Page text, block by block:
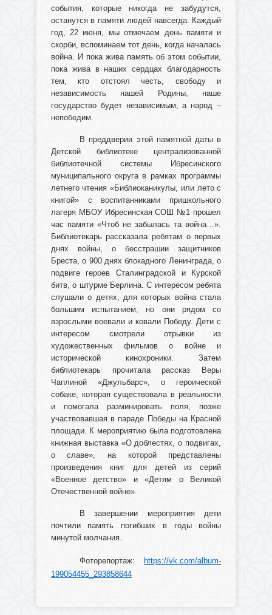
события, которые никогда не забудутся,
останутся в памяти людей навсегда. Каждый
год, 22 июня, мы отмечаем день памяти и
скорби, вспоминаем тот день, когда началась
война. И пока жива память об этом событии,
пока жива в наших сердцах благодарность
тем, кто отстоял честь, свободу и
независимость нашей Родины, наше
государство будет независимым, а народ –
непобедим.
В преддверии этой памятной даты в
Детской библиотеке централизованной
библиотечной системы Ибресинского
муниципального округа в рамках программы
летнего чтения «Библиоканикулы, или лето с
книгой» с воспитанниками пришкольного
лагеря МБОУ Ибресинская СОШ №1 прошел
час памяти «Чтоб не забылась та война…».
Библиотекарь рассказала ребятам о первых
днях войны, о бесстрашии защитников
Бреста, о 900 днях блокадного Ленинграда, о
подвиге героев Сталинградской и Курской
битв, о штурме Берлина. С интересом ребята
слушали о детях, для которых война стала
большим испытанием, но они рядом со
взрослыми воевали и ковали Победу. Дети с
интересом смотрели отрывки из
художественных фильмов о войне и
исторической кинохроники. Затем
библиотекарь прочитала рассказ Веры
Чаплиной «Джульбарс», о героической
собаке, которая существовала в реальности
и помогала разминировать поля, позже
участвовавшая в параде Победы на Красной
площади. К мероприятию была подготовлена
книжная выставка «О доблестях, о подвигах,
о славе», на которой представлены
произведения книг для детей из серий
«Военное детство» и «Детям о Великой
Отечественной войне».
В завершении мероприятия дети
почтили память погибших в годы войны
минутой молчания.
Фоторепортаж:
https://vk.com/album-
199054455_293858644